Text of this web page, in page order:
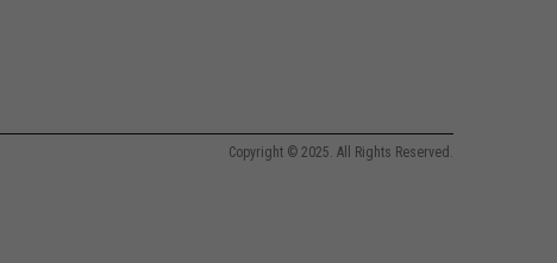
Copyright © 2025. All Rights Reserved.